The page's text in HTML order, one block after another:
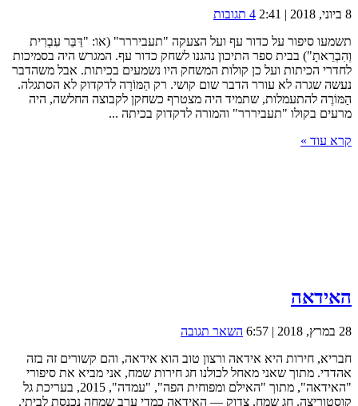
8 ביוני, 2018 | 2:41
4 תגובות
תשמעו סיפור על כדור עף ועל הצעקה "תעביררר" (או: "דַּבֵּר עִבְרִית
וְהִבְרֵאתָ") בבית ספר התיכון נהגנו לשחק כדור עף. המגרש היה בסמיכות
לחדרי הכיתות ועל כן קולות המשחק היו נשמעים בכיתות. אבל משהדבר
נעשה שגרה לא עורר הדבר שום קושי. רק הַמּוֹרָה לדקדוק לא הסתגלה.
הַמּוֹרֶה להתעמלות, שתמיד היה מצטרף כשחקן לקבוצה החלשה, היה
מרעים בקולו "תעביררר" והמורה לדקדוק בכיתה ...
קרא עוד »
האידאה
28 במרץ, 2018 | 6:57
השאר תגובה
חבריא, חירות היא אידאה ורצון טוב הוא אידאה, והם קשורים זה בזה
אהדדי. מתוך שאני מאחל לכולנו חג חירות שמח, אני מביא את סיפורי
"האידאה", מתוך "האילם ומפוחית הפה", "עמדה", 2015, בעריכת גל
קוסטוריצה. חג שמח, צדוק — האידאה כמדי ערב שמחה נכנסת לביתי.